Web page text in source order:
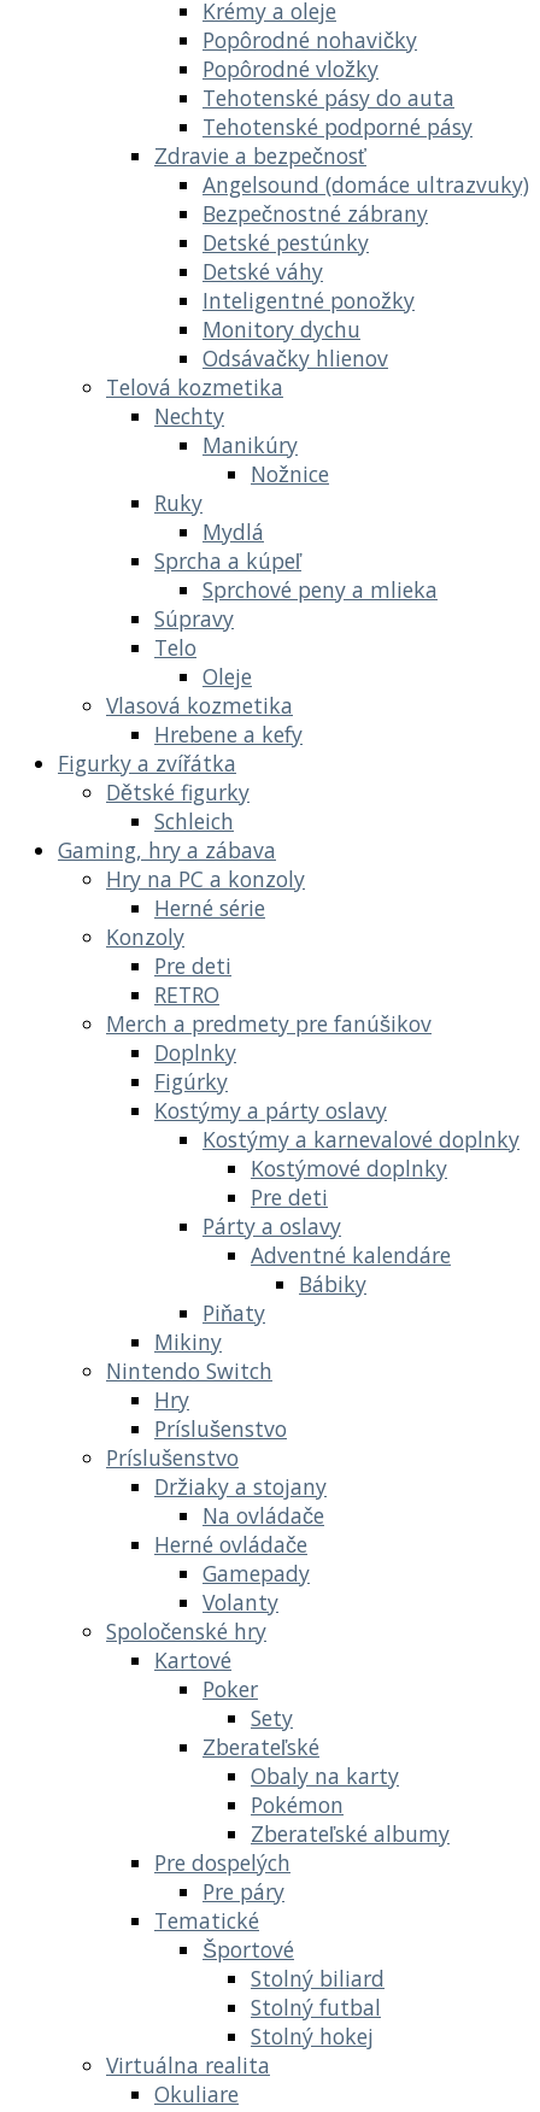
Krémy a oleje
Popôrodné nohavičky
Popôrodné vložky
Tehotenské pásy do auta
Tehotenské podporné pásy
Zdravie a bezpečnosť
Angelsound (domáce ultrazvuky)
Bezpečnostné zábrany
Detské pestúnky
Detské váhy
Inteligentné ponožky
Monitory dychu
Odsávačky hlienov
Telová kozmetika
Nechty
Manikúry
Nožnice
Ruky
Mydlá
Sprcha a kúpeľ
Sprchové peny a mlieka
Súpravy
Telo
Oleje
Vlasová kozmetika
Hrebene a kefy
Figurky a zvířátka
Dětské figurky
Schleich
Gaming, hry a zábava
Hry na PC a konzoly
Herné série
Konzoly
Pre deti
RETRO
Merch a predmety pre fanúšikov
Doplnky
Figúrky
Kostýmy a párty oslavy
Kostýmy a karnevalové doplnky
Kostýmové doplnky
Pre deti
Párty a oslavy
Adventné kalendáre
Bábiky
Piňaty
Mikiny
Nintendo Switch
Hry
Príslušenstvo
Príslušenstvo
Držiaky a stojany
Na ovládače
Herné ovládače
Gamepady
Volanty
Spoločenské hry
Kartové
Poker
Sety
Zberateľské
Obaly na karty
Pokémon
Zberateľské albumy
Pre dospelých
Pre páry
Tematické
Športové
Stolný biliard
Stolný futbal
Stolný hokej
Virtuálna realita
Okuliare